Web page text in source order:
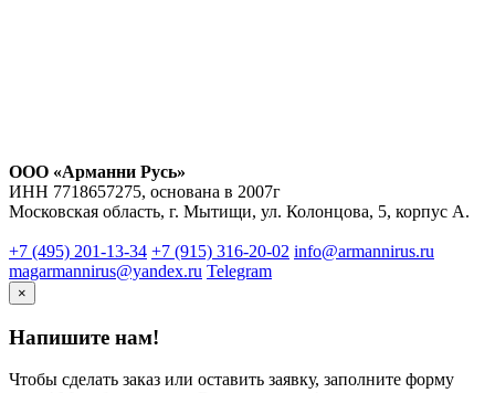
ООО «Арманни Русь»
ИНН 7718657275, основана в 2007г
Московская область, г. Мытищи, ул. Колонцова, 5, корпус А.
+7 (495) 201-13-34 ‪+7 (915) 316-20-02 info@armannirus.ru
magarmannirus@yandex.ru Telegram
×
Напишите нам!
Чтобы сделать заказ или оставить заявку, заполните форму